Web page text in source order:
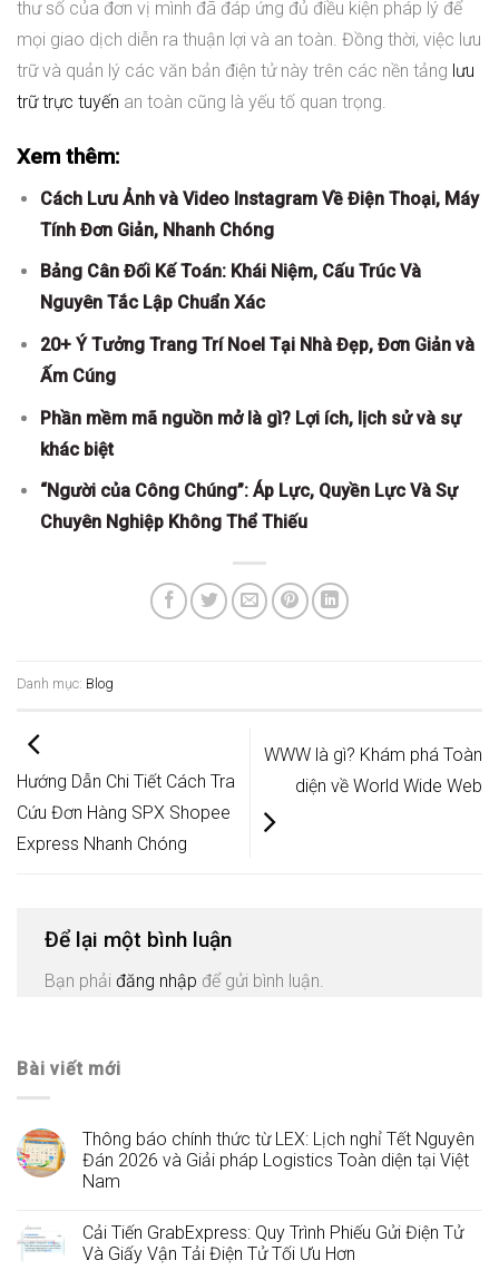
thư số của đơn vị mình đã đáp ứng đủ điều kiện pháp lý để
mọi giao dịch diễn ra thuận lợi và an toàn. Đồng thời, việc lưu
trữ và quản lý các văn bản điện tử này trên các nền tảng lưu
trữ trực tuyến an toàn cũng là yếu tố quan trọng.
Xem thêm:
Cách Lưu Ảnh và Video Instagram Về Điện Thoại, Máy
Tính Đơn Giản, Nhanh Chóng
Bảng Cân Đối Kế Toán: Khái Niệm, Cấu Trúc Và
Nguyên Tắc Lập Chuẩn Xác
20+ Ý Tưởng Trang Trí Noel Tại Nhà Đẹp, Đơn Giản và
Ấm Cúng
Phần mềm mã nguồn mở là gì? Lợi ích, lịch sử và sự
khác biệt
“Người của Công Chúng”: Áp Lực, Quyền Lực Và Sự
Chuyên Nghiệp Không Thể Thiếu
Danh mục: Blog
Hướng Dẫn Chi Tiết Cách Tra
Cứu Đơn Hàng SPX Shopee
Express Nhanh Chóng
WWW là gì? Khám phá Toàn
diện về World Wide Web
Để lại một bình luận
Bạn phải đăng nhập để gửi bình luận.
Bài viết mới
Thông báo chính thức từ LEX: Lịch nghỉ Tết Nguyên
Đán 2026 và Giải pháp Logistics Toàn diện tại Việt
Nam
Cải Tiến GrabExpress: Quy Trình Phiếu Gửi Điện Tử
Và Giấy Vận Tải Điện Tử Tối Ưu Hơn